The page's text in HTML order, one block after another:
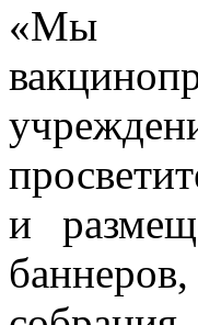
«Мы
и